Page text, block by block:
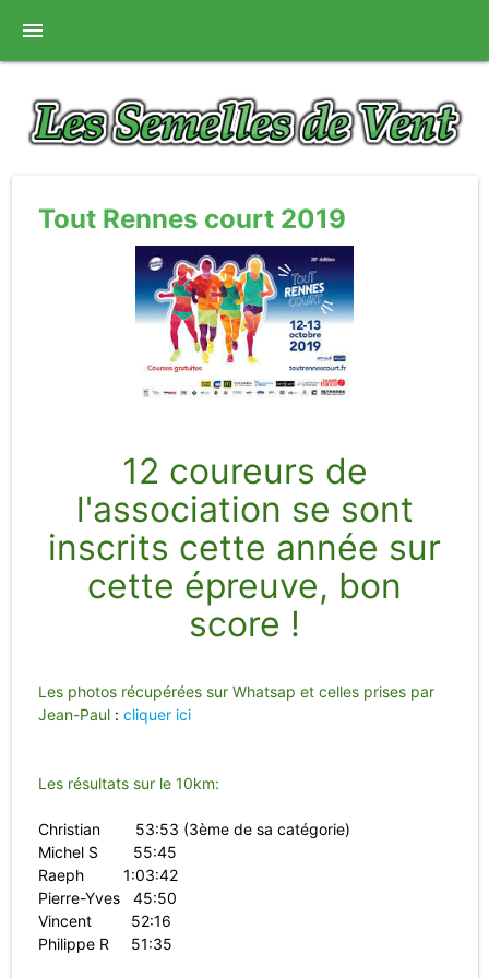
menu
Tout Rennes court 2019
12 coureurs de
l'association se sont
inscrits cette année sur
cette épreuve, bon
score !
Les photos récupérées sur Whatsap et celles prises par
Jean-Paul: cliquer ici
Les résultats sur le 10km:
Christian 53:53 (3ème de sa catégorie)
Michel S 55:45
Raeph 1:03:42
Pierre-Yves 45:50
Vincent 52:16
Philippe R 51:35